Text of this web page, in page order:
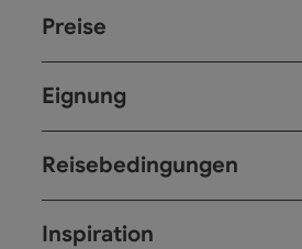
Preise
Eignung
Reisebedingungen
Inspiration